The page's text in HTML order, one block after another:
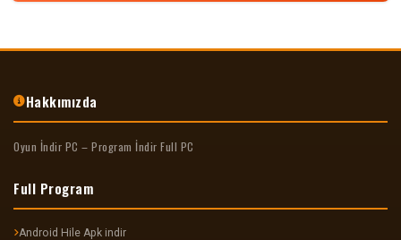
Hakkımızda
Oyun İndir PC – Program İndir Full PC
Full Program
Android Hile Apk indir